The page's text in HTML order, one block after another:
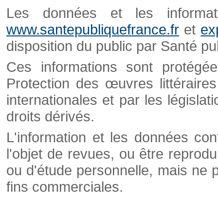
Les données et les
www.santepubliquefrance.fr et
disposition du public par Santé
Ces informations sont
Protection des œuvres
internationales et par les
droits dérivés.
L'information et les données
l'objet de revues, ou être
ou d'étude personnelle, mais ne
fins commerciales.